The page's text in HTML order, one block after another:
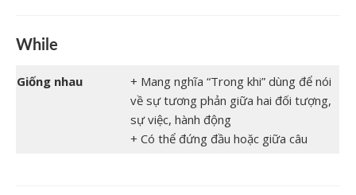
While
Giống nhau
+ Mang nghĩa “Trong khi” dùng để nói
về sự tương phản giữa hai đối tượng,
sự việc, hành động
+ Có thể đứng đầu hoặc giữa câu